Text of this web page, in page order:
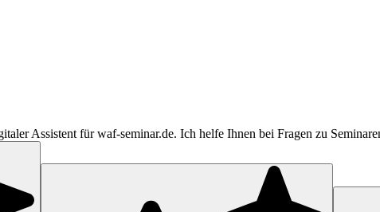
Assistent für waf-seminar.de. Ich helfe Ihnen bei Fragen zu